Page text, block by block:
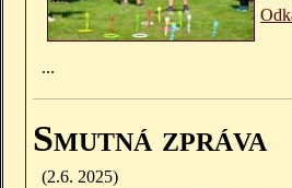
...
Smutná zpráva
(2.6. 2025)